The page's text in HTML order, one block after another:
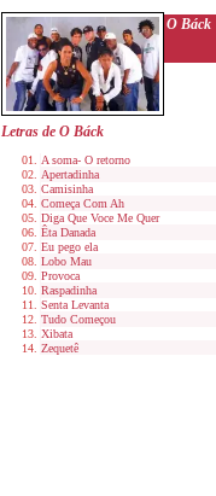
O Báck
Letras de O Báck
A soma- O retorno
Apertadinha
Camisinha
Começa Com Ah
Diga Que Voce Me Quer
Êta Danada
Eu pego ela
Lobo Mau
Provoca
Raspadinha
Senta Levanta
Tudo Começou
Xibata
Zequetê